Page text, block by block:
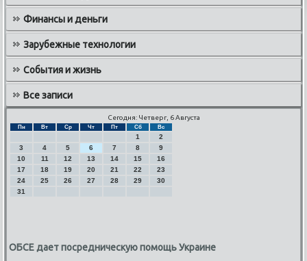
Финансы и деньги
Зарубежные технологии
События и жизнь
Все записи
Сегодня: Четверг, 6 Августа
Пн Вт Ср Чт Пт Сб Вс
1
2
3
4 5 6 7 8
9
10
11 12 13 14 15
16
17
18 19 20 21 22
23
24
25 26 27 28 29
30
31
ОБСЕ дает посредническую помощь Украине